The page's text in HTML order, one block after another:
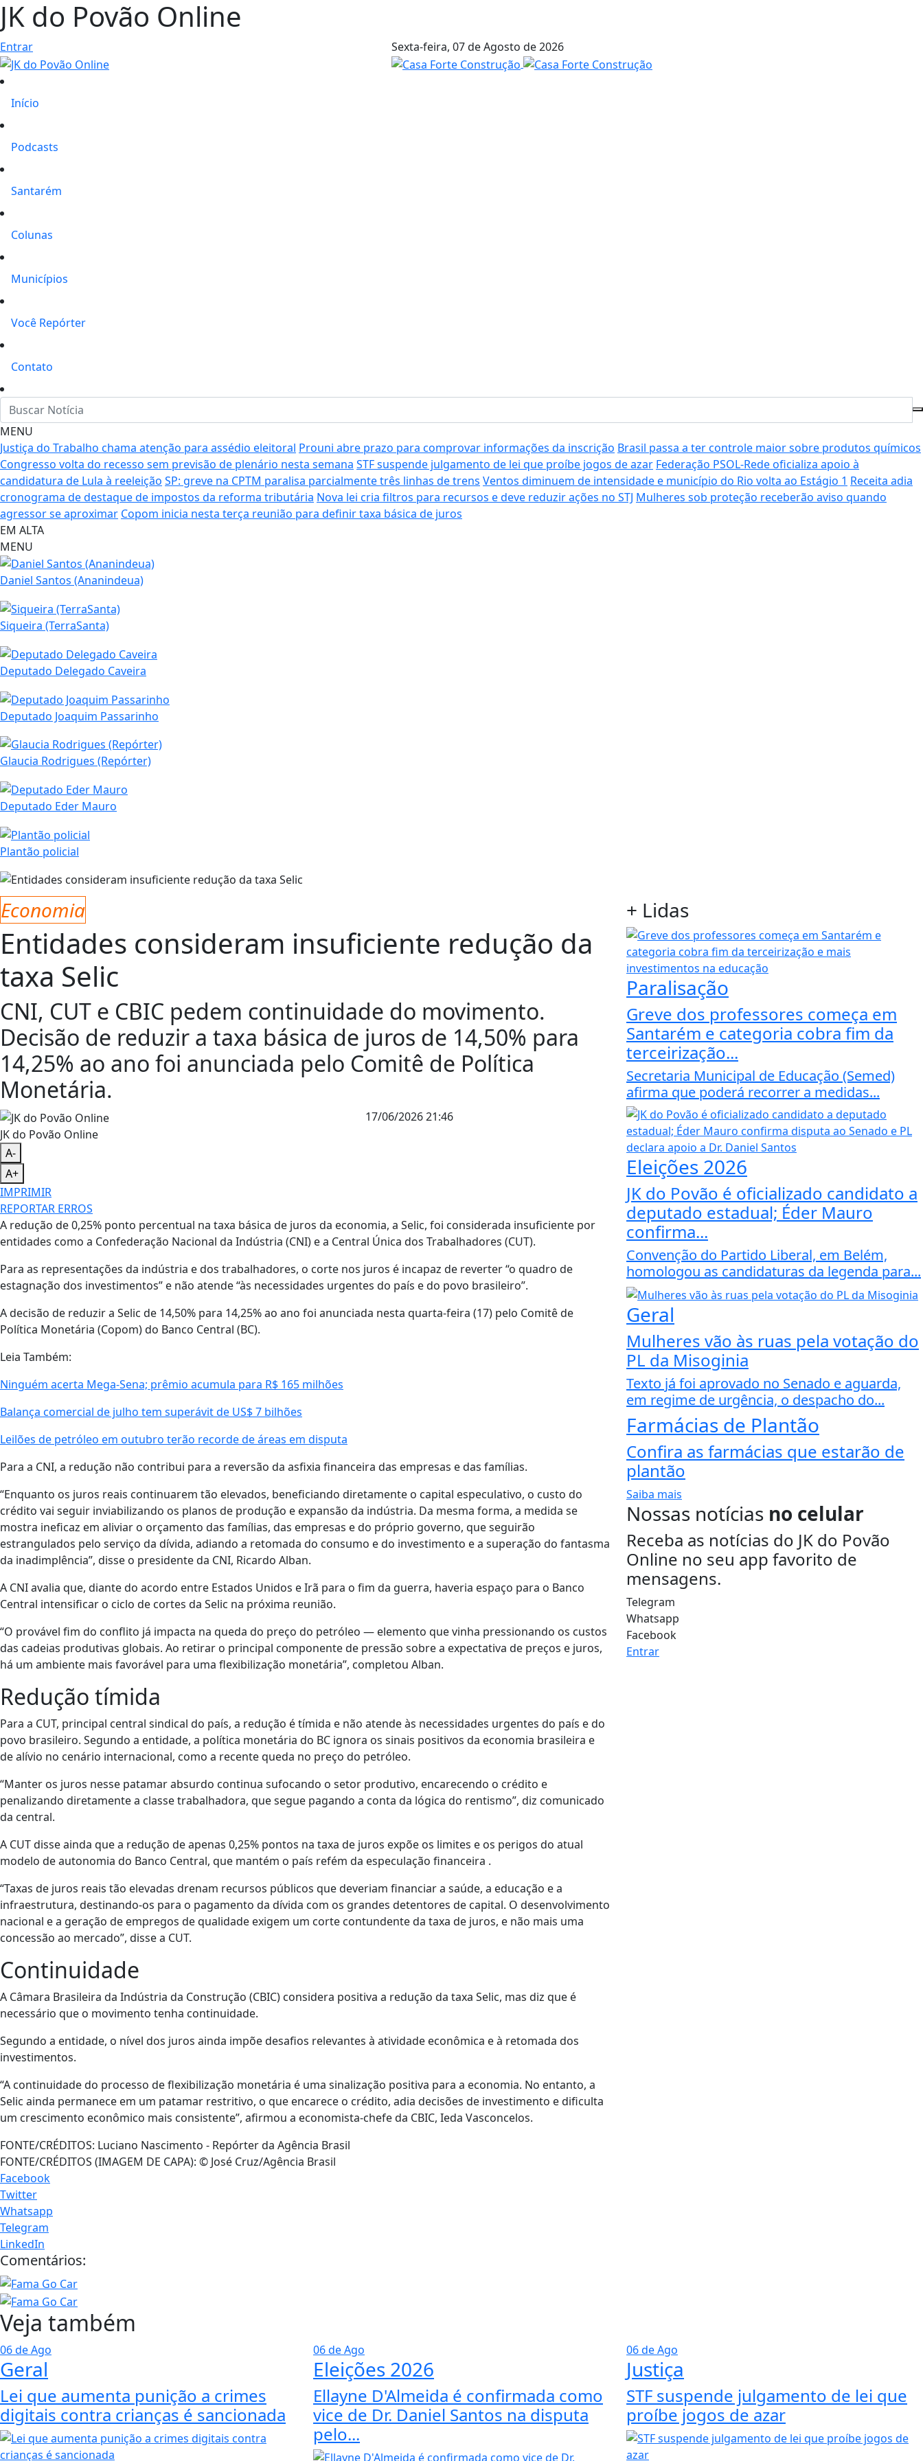
JK do Povão Online
Entrar Sexta-feira, 07 de Agosto de 2026
Início
Podcasts
Santarém
Colunas
Municípios
Você Repórter
Contato
MENU
Justiça do Trabalho chama atenção para assédio eleitoral Prouni abre prazo para comprovar informações da inscrição Brasil passa a ter controle maior sobre produtos químicos
Congresso volta do recesso sem previsão de plenário nesta semana STF suspende julgamento de lei que proíbe jogos de azar Federação PSOL-Rede oficializa apoio à
candidatura de Lula à reeleição SP: greve na CPTM paralisa parcialmente três linhas de trens Ventos diminuem de intensidade e município do Rio volta ao Estágio 1 Receita adia
cronograma de destaque de impostos da reforma tributária Nova lei cria filtros para recursos e deve reduzir ações no STJ Mulheres sob proteção receberão aviso quando
agressor se aproximar Copom inicia nesta terça reunião para definir taxa básica de juros
EM ALTA
MENU
Daniel Santos (Ananindeua)
Siqueira (TerraSanta)
Deputado Delegado Caveira
Deputado Joaquim Passarinho
Glaucia Rodrigues (Repórter)
Deputado Eder Mauro
Plantão policial
Economia
Entidades consideram insuficiente redução da
taxa Selic
CNI, CUT e CBIC pedem continuidade do movimento.
Decisão de reduzir a taxa básica de juros de 14,50% para
14,25% ao ano foi anunciada pelo Comitê de Política
Monetária.
JK do Povão Online
17/06/2026 21:46
A-
A+
IMPRIMIR
REPORTAR ERROS
A redução de 0,25% ponto percentual na taxa básica de juros da economia, a Selic, foi considerada insuficiente por
entidades como a Confederação Nacional da Indústria (CNI) e a Central Única dos Trabalhadores (CUT).
Para as representações da indústria e dos trabalhadores, o corte nos juros é incapaz de reverter “o quadro de
estagnação dos investimentos” e não atende “às necessidades urgentes do país e do povo brasileiro”.
A decisão de reduzir a Selic de 14,50% para 14,25% ao ano foi anunciada nesta quarta-feira (17) pelo Comitê de
Política Monetária (Copom) do Banco Central (BC).
Leia Também:
Ninguém acerta Mega-Sena; prêmio acumula para R$ 165 milhões
Balança comercial de julho tem superávit de US$ 7 bilhões
Leilões de petróleo em outubro terão recorde de áreas em disputa
Para a CNI, a redução não contribui para a reversão da asfixia financeira das empresas e das famílias.
“Enquanto os juros reais continuarem tão elevados, beneficiando diretamente o capital especulativo, o custo do
crédito vai seguir inviabilizando os planos de produção e expansão da indústria. Da mesma forma, a medida se
mostra ineficaz em aliviar o orçamento das famílias, das empresas e do próprio governo, que seguirão
estrangulados pelo serviço da dívida, adiando a retomada do consumo e do investimento e a superação do fantasma
da inadimplência”, disse o presidente da CNI, Ricardo Alban.
A CNI avalia que, diante do acordo entre Estados Unidos e Irã para o fim da guerra, haveria espaço para o Banco
Central intensificar o ciclo de cortes da Selic na próxima reunião.
“O provável fim do conflito já impacta na queda do preço do petróleo — elemento que vinha pressionando os custos
das cadeias produtivas globais. Ao retirar o principal componente de pressão sobre a expectativa de preços e juros,
há um ambiente mais favorável para uma flexibilização monetária”, completou Alban.
Redução tímida
Para a CUT, principal central sindical do país, a redução é tímida e não atende às necessidades urgentes do país e do
povo brasileiro. Segundo a entidade, a política monetária do BC ignora os sinais positivos da economia brasileira e
de alívio no cenário internacional, como a recente queda no preço do petróleo.
“Manter os juros nesse patamar absurdo continua sufocando o setor produtivo, encarecendo o crédito e
penalizando diretamente a classe trabalhadora, que segue pagando a conta da lógica do rentismo”, diz comunicado
da central.
A CUT disse ainda que a redução de apenas 0,25% pontos na taxa de juros expõe os limites e os perigos do atual
modelo de autonomia do Banco Central, que mantém o país refém da especulação financeira .
“Taxas de juros reais tão elevadas drenam recursos públicos que deveriam financiar a saúde, a educação e a
infraestrutura, destinando-os para o pagamento da dívida com os grandes detentores de capital. O desenvolvimento
nacional e a geração de empregos de qualidade exigem um corte contundente da taxa de juros, e não mais uma
concessão ao mercado”, disse a CUT.
Continuidade
A Câmara Brasileira da Indústria da Construção (CBIC) considera positiva a redução da taxa Selic, mas diz que é
necessário que o movimento tenha continuidade.
Segundo a entidade, o nível dos juros ainda impõe desafios relevantes à atividade econômica e à retomada dos
investimentos.
“A continuidade do processo de flexibilização monetária é uma sinalização positiva para a economia. No entanto, a
Selic ainda permanece em um patamar restritivo, o que encarece o crédito, adia decisões de investimento e dificulta
um crescimento econômico mais consistente”, afirmou a economista-chefe da CBIC, Ieda Vasconcelos.
FONTE/CRÉDITOS: Luciano Nascimento - Repórter da Agência Brasil
FONTE/CRÉDITOS (IMAGEM DE CAPA): © José Cruz/Agência Brasil
Facebook
Twitter
Whatsapp
Telegram
LinkedIn
Comentários:
+ Lidas
Paralisação
Greve dos professores começa em
Santarém e categoria cobra fim da
terceirização...
Secretaria Municipal de Educação (Semed)
afirma que poderá recorrer a medidas...
Eleições 2026
JK do Povão é oficializado candidato a
deputado estadual; Éder Mauro
confirma...
Convenção do Partido Liberal, em Belém,
homologou as candidaturas da legenda para...
Geral
Mulheres vão às ruas pela votação do
PL da Misoginia
Texto já foi aprovado no Senado e aguarda,
em regime de urgência, o despacho do...
Farmácias de Plantão
Confira as farmácias que estarão de
plantão
Saiba mais
Nossas notícias no celular
Receba as notícias do JK do Povão
Online no seu app favorito de
mensagens.
Telegram
Whatsapp
Facebook
Entrar
Veja também
06 de Ago
Geral
Lei que aumenta punição a crimes
digitais contra crianças é sancionada
06 de Ago
Eleições 2026
Ellayne D'Almeida é confirmada como
vice de Dr. Daniel Santos na disputa
pelo...
06 de Ago
Justiça
STF suspende julgamento de lei que
proíbe jogos de azar